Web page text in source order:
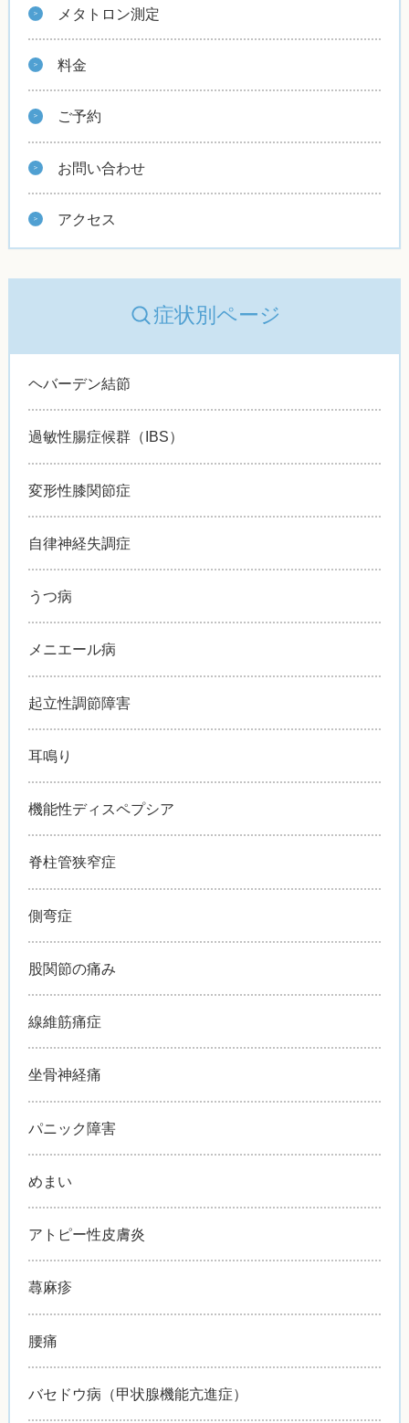
メタトロン測定
料金
ご予約
お問い合わせ
アクセス
症状別ページ
ヘバーデン結節
過敏性腸症候群（IBS）
変形性膝関節症
自律神経失調症
うつ病
メニエール病
起立性調節障害
耳鳴り
機能性ディスペプシア
脊柱管狭窄症
側弯症
股関節の痛み
線維筋痛症
坐骨神経痛
パニック障害
めまい
アトピー性皮膚炎
蕁麻疹
腰痛
バセドウ病（甲状腺機能亢進症）